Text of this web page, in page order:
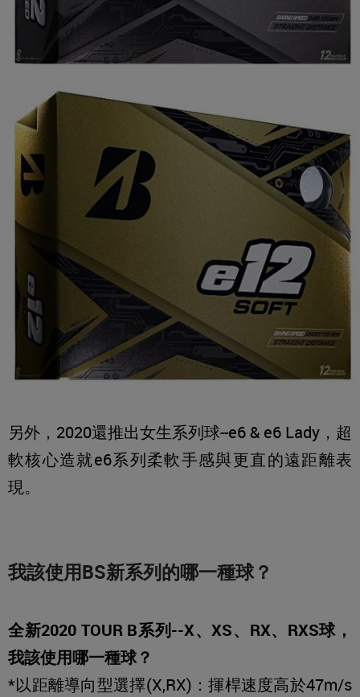
另外，2020還推出女生系列球--e6 & e6 Lady，超
軟核心造就e6系列柔軟手感與更直的遠距離表
現。
我該使用BS新系列的哪一種球？
全新2020 TOUR B系列--X、XS、RX、RXS球，
我該使用哪一種球？
*以距離導向型選擇(X,RX)：揮桿速度高於47m/s